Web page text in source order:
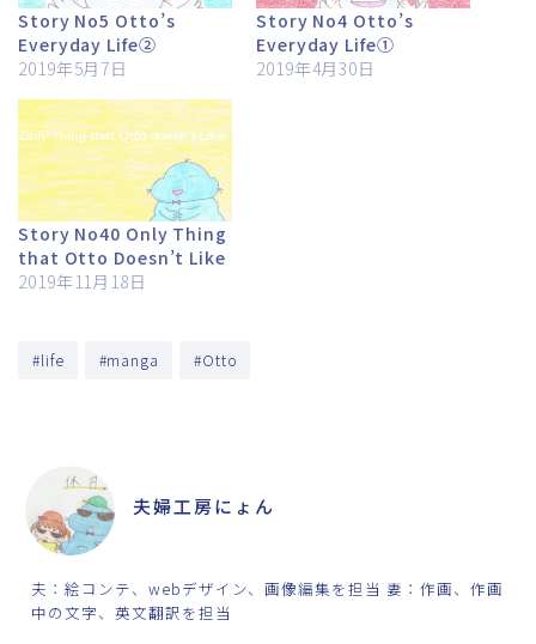
Story No5 Otto’s
Everyday Life②
2019年5月7日
Story No4 Otto’s
Everyday Life①
2019年4月30日
Story No40 Only Thing
that Otto Doesn’t Like
2019年11月18日
#life #manga #Otto
夫婦工房にょん
夫：絵コンテ、webデザイン、画像編集を担当 妻：作画、作画
中の文字、英文翻訳を担当